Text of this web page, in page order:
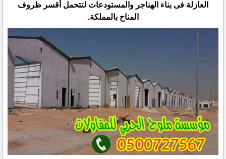
العازلة فى بناء الهناجر والمستودعات لتتحمل أقسر ظروف
المناح بالمملكة.‏